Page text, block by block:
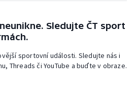
Sledujte ČT sport
sportovní události. Sledujte nás i
Threads či YouTube a buďte v obraze.